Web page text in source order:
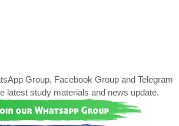
Group, Facebook Group and Telegram
latest study materials and news update.